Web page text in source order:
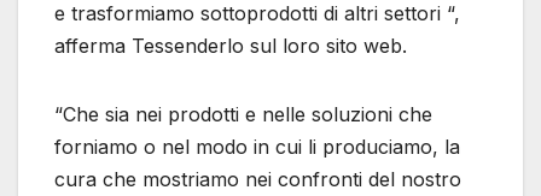
e trasformiamo sottoprodotti di altri settori “,
afferma Tessenderlo sul loro sito web.
“Che sia nei prodotti e nelle soluzioni che
forniamo o nel modo in cui li produciamo, la
cura che mostriamo nei confronti del nostro